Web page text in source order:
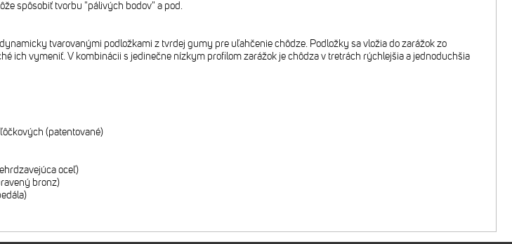
spôsobiť tvorbu "pálivých bodov" a pod.
tvarovanými podložkami z tvrdej gumy pre uľahčenie chôdze. Podložky sa vložia do zarážok zo
ich vymeniť. V kombinácii s jedinečne nízkym profilom zarážok je chôdza v tretrách rýchlejšia a jednoduchšia
(patentované)
oceľ)
bronz)